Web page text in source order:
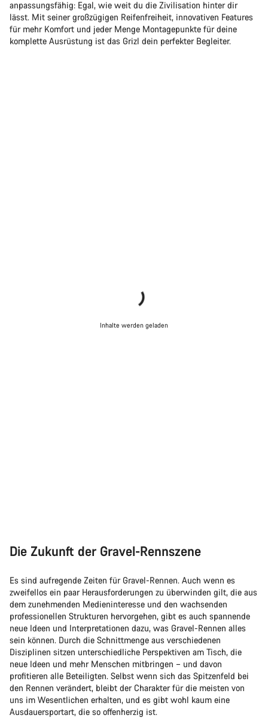
anpassungsfähig: Egal, wie weit du die Zivilisation hinter dir
lässt. Mit seiner großzügigen Reifenfreiheit, innovativen Features
für mehr Komfort und jeder Menge Montagepunkte für deine
komplette Ausrüstung ist das Grizl dein perfekter Begleiter.
Inhalte werden geladen
Die Zukunft der Gravel-Rennszene
Es sind aufregende Zeiten für Gravel-Rennen. Auch wenn es
zweifellos ein paar Herausforderungen zu überwinden gilt, die aus
dem zunehmenden Medieninteresse und den wachsenden
professionellen Strukturen hervorgehen, gibt es auch spannende
neue Ideen und Interpretationen dazu, was Gravel-Rennen alles
sein können. Durch die Schnittmenge aus verschiedenen
Disziplinen sitzen unterschiedliche Perspektiven am Tisch, die
neue Ideen und mehr Menschen mitbringen – und davon
profitieren alle Beteiligten. Selbst wenn sich das Spitzenfeld bei
den Rennen verändert, bleibt der Charakter für die meisten von
uns im Wesentlichen erhalten, und es gibt wohl kaum eine
Ausdauersportart, die so offenherzig ist.